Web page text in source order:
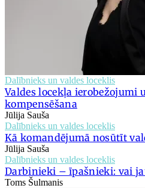
Dalībnieks un valdes loceklis
Valdes locekļa ierobežojumi
kompensēšana
Jūlija Sauša
Dalībnieks un valdes loceklis
Kā komandējumā nosūtīt
Jūlija Sauša
Dalībnieks un valdes loceklis
Darbinieki – īpašnieki: vai
Toms Šulmanis